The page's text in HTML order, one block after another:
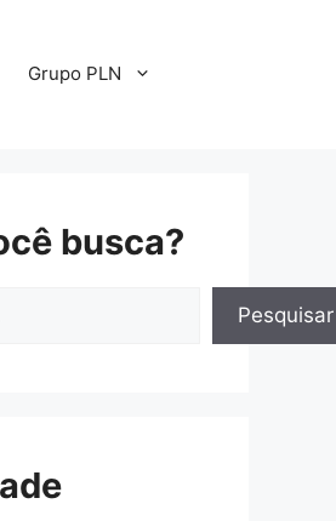
Grupo PLN
busca?
Pesquisar